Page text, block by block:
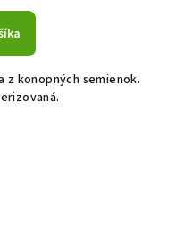
z konopných semienok.